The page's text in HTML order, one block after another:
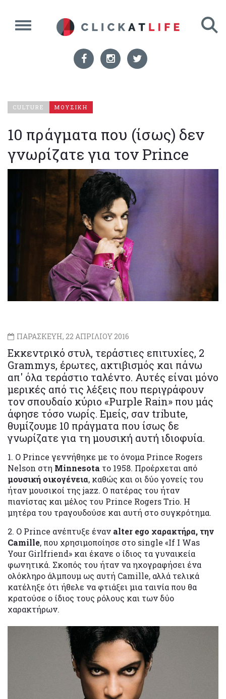
CULTURE ΜΟΥΣΙΚΗ
10 πράγματα που (ίσως) δεν
γνωρίζατε για τον Prince
ΠΑΡΑΣΚΕΥΗ, 22 ΑΠΡΙΛΙΟΥ 2016
Εκκεντρικό στυλ, τεράστιες επιτυχίες, 2
Grammys, έρωτες, ακτιβισμός και πάνω
απ' όλα τεράστιο ταλέντο. Αυτές είναι μόνο
μερικές από τις λέξεις που περιγράφουν
τον σπουδαίο κύριο «Purple Rain» που μάς
άφησε τόσο νωρίς. Εμείς, σαν tribute,
θυμίζουμε 10 πράγματα που ίσως δε
γνωρίζατε για τη μουσική αυτή ιδιοφυία.
1. Ο Prince γεννήθηκε με το όνομα Prince Rogers
Nelson στη Minnesota το 1958. Προέρχεται από
μουσική οικογένεια, καθώς και οι δύο γονείς του
ήταν μουσικοί της jazz. O πατέρας του ήταν
πιανίστας και μέλος του Prince Rogers Trio. Η
μητέρα του τραγουδούσε και αυτή στο συγκρότημα.
2. Ο Prince ανέπτυξε έναν alter ego χαρακτήρα, την
Camille, που χρησιμοποίησε στο single «If I Was
Your Girlfriend» και έκανε ο ίδιος τα γυναικεία
φωνητικά. Σκοπός του ήταν να ηχογραφήσει ένα
ολόκληρο άλμπουμ ως αυτή Camille, αλλά τελικά
κατέληξε ότι ήθελε να φτιάξει μια ταινία που θα
κρατούσε ο ίδιος τους ρόλους και των δύο
χαρακτήρων.